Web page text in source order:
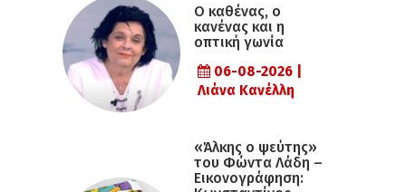
Ο καθένας, ο
κανένας και η
οπτική γωνία
06-08-2026 |
Λιάνα Κανέλλη
«Άλκης ο ψεύτης»
του Φώντα Λάδη –
Εικονογράφηση: